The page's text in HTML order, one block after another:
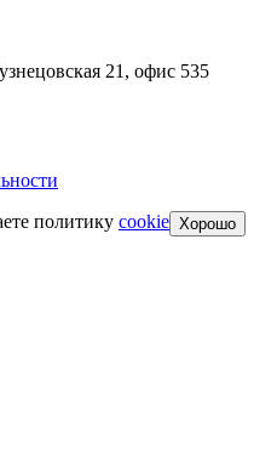
21, офис 535
политику cookie Хорошо